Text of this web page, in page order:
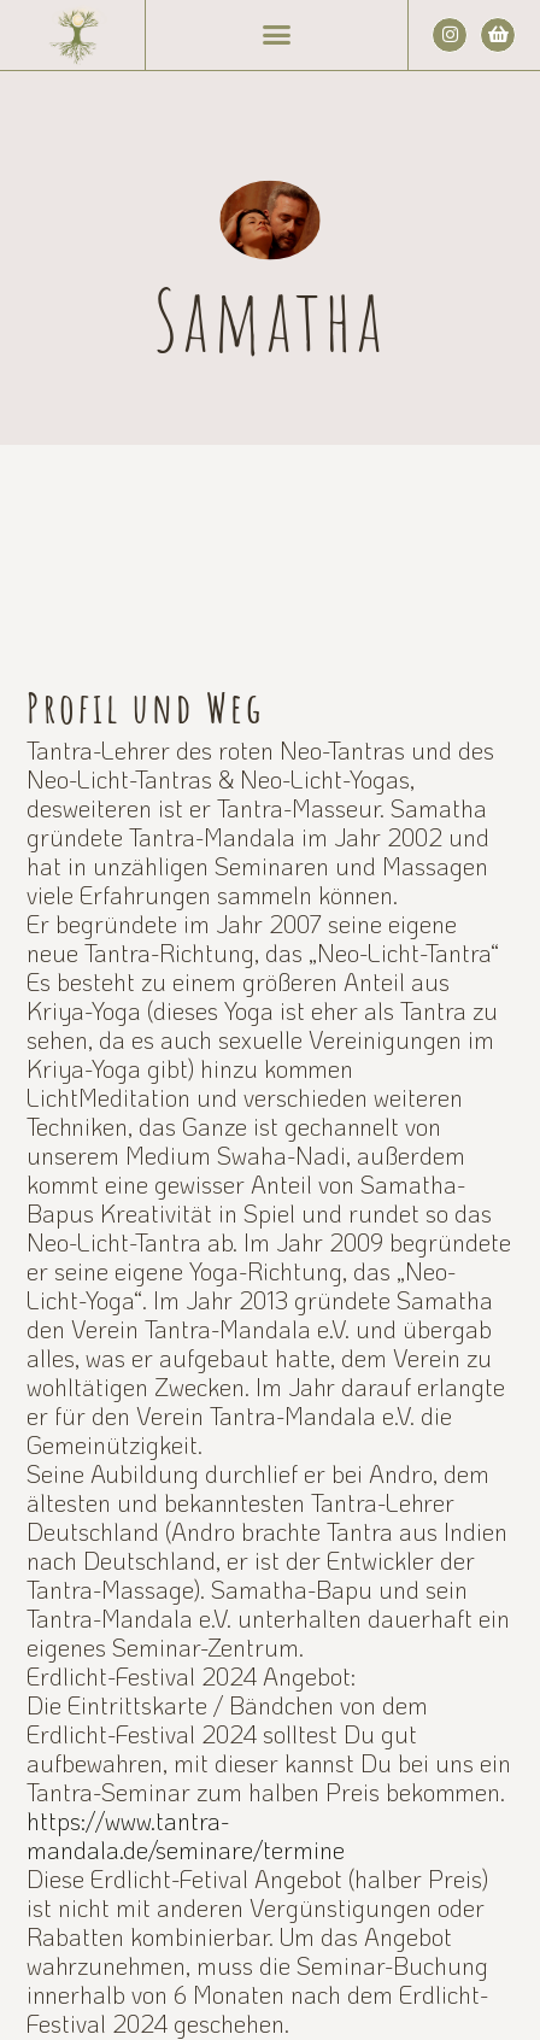
Samatha
Profil und Weg
Tantra-Lehrer des roten Neo-Tantras und des
Neo-Licht-Tantras & Neo-Licht-Yogas,
desweiteren ist er Tantra-Masseur. Samatha
gründete Tantra-Mandala im Jahr 2002 und
hat in unzähligen Seminaren und Massagen
viele Erfahrungen sammeln können.
Er begründete im Jahr 2007 seine eigene
neue Tantra-Richtung, das „Neo-Licht-Tantra“
Es besteht zu einem größeren Anteil aus
Kriya-Yoga (dieses Yoga ist eher als Tantra zu
sehen, da es auch sexuelle Vereinigungen im
Kriya-Yoga gibt) hinzu kommen
LichtMeditation und verschieden weiteren
Techniken, das Ganze ist gechannelt von
unserem Medium Swaha-Nadi, außerdem
kommt eine gewisser Anteil von Samatha-
Bapus Kreativität in Spiel und rundet so das
Neo-Licht-Tantra ab. Im Jahr 2009 begründete
er seine eigene Yoga-Richtung, das „Neo-
Licht-Yoga“. Im Jahr 2013 gründete Samatha
den Verein Tantra-Mandala e.V. und übergab
alles, was er aufgebaut hatte, dem Verein zu
wohltätigen Zwecken. Im Jahr darauf erlangte
er für den Verein Tantra-Mandala e.V. die
Gemeinützigkeit.
Seine Aubildung durchlief er bei Andro, dem
ältesten und bekanntesten Tantra-Lehrer
Deutschland (Andro brachte Tantra aus Indien
nach Deutschland, er ist der Entwickler der
Tantra-Massage). Samatha-Bapu und sein
Tantra-Mandala e.V. unterhalten dauerhaft ein
eigenes Seminar-Zentrum.
Erdlicht-Festival 2024 Angebot:
Die Eintrittskarte / Bändchen von dem
Erdlicht-Festival 2024 solltest Du gut
aufbewahren, mit dieser kannst Du bei uns ein
Tantra-Seminar zum halben Preis bekommen.
https://www.tantra-
mandala.de/seminare/termine
Diese Erdlicht-Fetival Angebot (halber Preis)
ist nicht mit anderen Vergünstigungen oder
Rabatten kombinierbar. Um das Angebot
wahrzunehmen, muss die Seminar-Buchung
innerhalb von 6 Monaten nach dem Erdlicht-
Festival 2024 geschehen.